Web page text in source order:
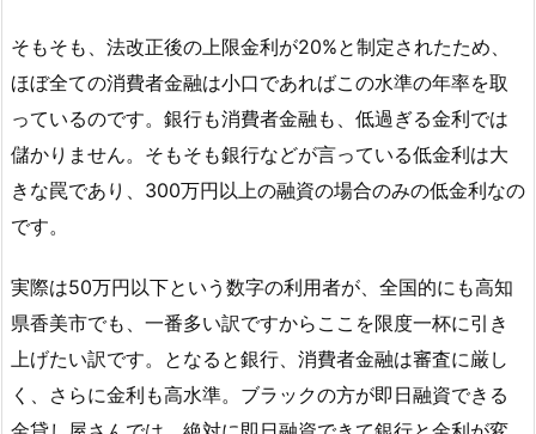
そもそも、法改正後の上限金利が20%と制定されたため、
ほぼ全ての消費者金融は小口であればこの水準の年率を取
っているのです。銀行も消費者金融も、低過ぎる金利では
儲かりません。そもそも銀行などが言っている低金利は大
きな罠であり、300万円以上の融資の場合のみの低金利なの
です。
実際は50万円以下という数字の利用者が、全国的にも高知
県香美市でも、一番多い訳ですからここを限度一杯に引き
上げたい訳です。となると銀行、消費者金融は審査に厳し
く、さらに金利も高水準。ブラックの方が即日融資できる